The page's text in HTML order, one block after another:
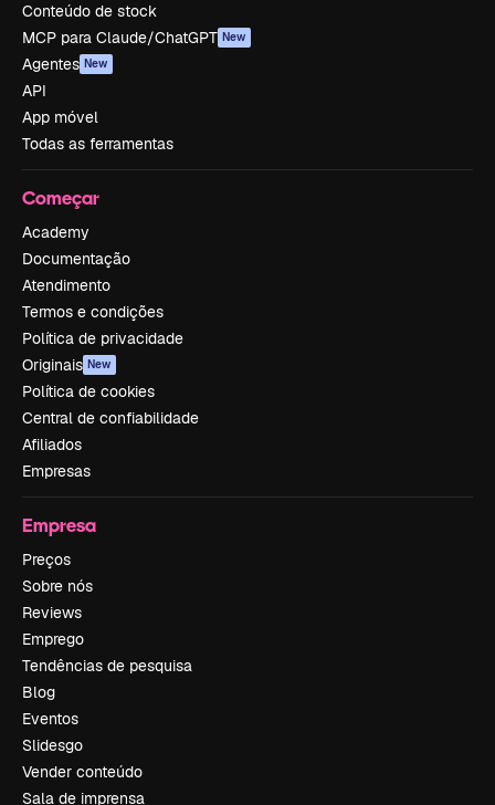
Conteúdo de stock
MCP para Claude/ChatGPT New
Agentes New
API
App móvel
Todas as ferramentas
Começar
Academy
Documentação
Atendimento
Termos e condições
Política de privacidade
Originais New
Política de cookies
Central de confiabilidade
Afiliados
Empresas
Empresa
Preços
Sobre nós
Reviews
Emprego
Tendências de pesquisa
Blog
Eventos
Slidesgo
Vender conteúdo
Sala de imprensa